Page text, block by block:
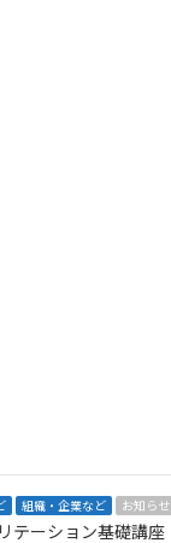
組織・企業など お知らせ
テーション基礎講座